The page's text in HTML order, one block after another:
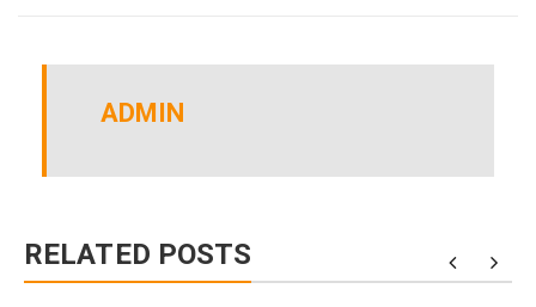
ADMIN
RELATED POSTS